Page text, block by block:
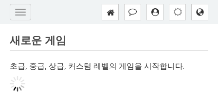
새로운 게임
초급, 중급, 상급, 커스텀 레벨의 게임을 시작합니다.